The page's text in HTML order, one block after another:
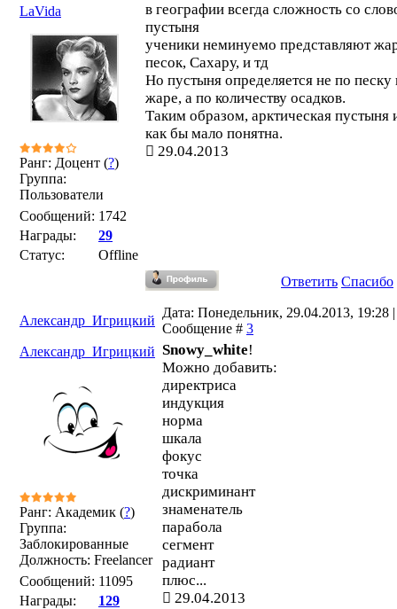
LaVida
Ранг: Доцент (?)
Группа:
Пользователи
Сообщений: 1742
Награды:
29
Статус:
Offline
в географии всегда сложность со
пустыня
ученики неминуемо представляют
песок, Сахару, и тд
Но пустыня определяется не по песку
жаре, а по количеству осадков.
Таким образом, арктическая пустыня
как бы мало понятна.
29.04.2013
Ответить Спасибо
Александр_Игрицкий
Дата: Понедельник, 29.04.2013, 19:28 |
Сообщение # 3
Александр_Игрицкий
Ранг: Академик (?)
Группа:
Заблокированные
Должность: Freelancer
Сообщений: 11095
Награды:
129
Snowy_white!
Можно добавить:
директриса
индукция
норма
шкала
фокус
точка
дискриминант
знаменатель
парабола
сегмент
радиант
плюс...
29.04.2013